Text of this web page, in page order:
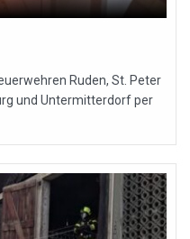
Ruden, St. Peter
und Untermitterdorf per